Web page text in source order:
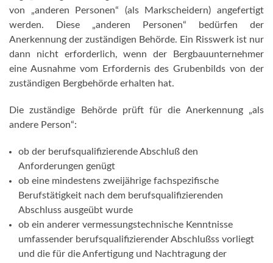
von „anderen Personen“ (als Markscheidern) angefertigt
werden. Diese „anderen Personen“ bedürfen der
Anerkennung der zuständigen Behörde. Ein Risswerk ist nur
dann nicht erforderlich, wenn der Bergbauunternehmer
eine Ausnahme vom Erfordernis des Grubenbilds von der
zuständigen Bergbehörde erhalten hat.
Die zuständige Behörde prüft für die Anerkennung „als
andere Person“:
ob der berufsqualifizierende Abschluß den
Anforderungen genügt
ob eine mindestens zweijährige fachspezifische
Berufstätigkeit nach dem berufsqualifizierenden
Abschluss ausgeübt wurde
ob ein anderer vermessungstechnische Kenntnisse
umfassender berufsqualifizierender Abschlußss vorliegt
und die für die Anfertigung und Nachtragung der